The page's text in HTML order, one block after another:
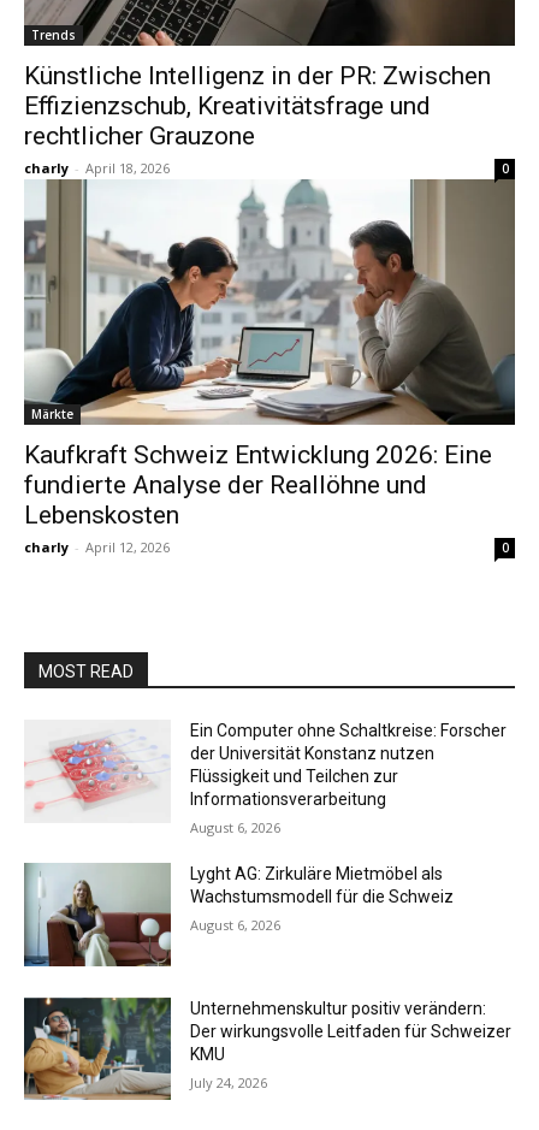
Trends
Künstliche Intelligenz in der PR: Zwischen
Effizienzschub, Kreativitätsfrage und
rechtlicher Grauzone
charly - April 18, 2026 0
Märkte
Kaufkraft Schweiz Entwicklung 2026: Eine
fundierte Analyse der Reallöhne und
Lebenskosten
charly - April 12, 2026 0
MOST READ
Ein Computer ohne Schaltkreise: Forscher
der Universität Konstanz nutzen
Flüssigkeit und Teilchen zur
Informationsverarbeitung
August 6, 2026
Lyght AG: Zirkuläre Mietmöbel als
Wachstumsmodell für die Schweiz
August 6, 2026
Unternehmenskultur positiv verändern:
Der wirkungsvolle Leitfaden für Schweizer
KMU
July 24, 2026